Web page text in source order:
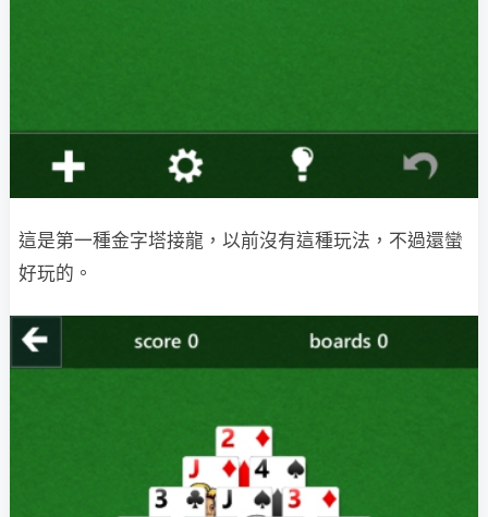
這是第一種金字塔接龍，以前沒有這種玩法，不過還蠻
好玩的。